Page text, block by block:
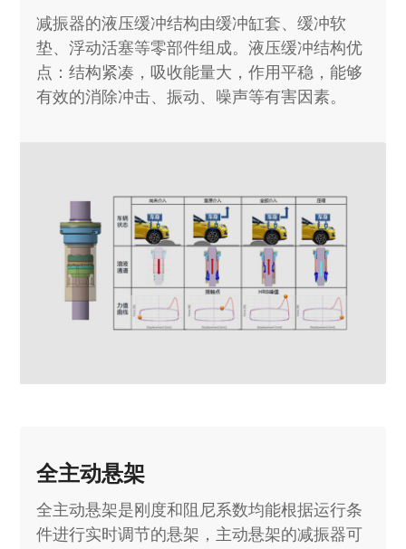
减振器的液压缓冲结构由缓冲缸套、缓冲软
垫、浮动活塞等零部件组成。液压缓冲结构优
点：结构紧凑，吸收能量大，作用平稳，能够
有效的消除冲击、振动、噪声等有害因素。
全主动悬架
全主动悬架是刚度和阻尼系数均能根据运行条
件进行实时调节的悬架，主动悬架的减振器可